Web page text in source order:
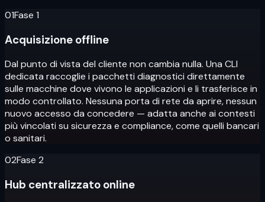
01Fase 1
Acquisizione offline
Dal punto di vista del cliente non cambia nulla. Una CLI
dedicata raccoglie i pacchetti diagnostici direttamente
sulle macchine dove vivono le applicazioni e li trasferisce in
modo controllato. Nessuna porta di rete da aprire, nessun
nuovo accesso da concedere — adatta anche ai contesti
più vincolati su sicurezza e compliance, come quelli bancari
o sanitari.
02Fase 2
Hub centralizzato online